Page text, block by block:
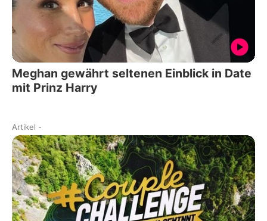
Meghan gewährt seltenen Einblick in Date
mit Prinz Harry
Artikel -